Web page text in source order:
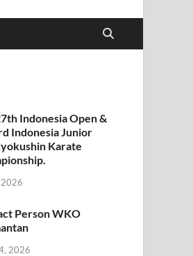
Indonesia Open &
Indonesia Junior
Karate
2026
Person WKO
2026